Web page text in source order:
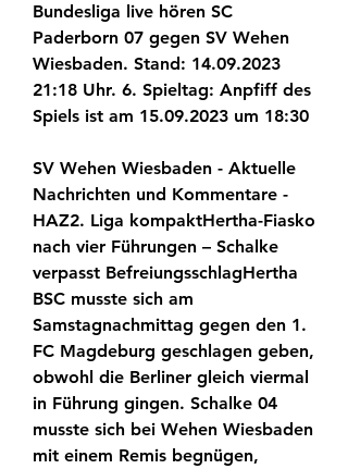
Bundesliga live hören SC
Paderborn 07 gegen SV Wehen
Wiesbaden. Stand: 14.09.2023
21:18 Uhr. 6. Spieltag: Anpfiff des
Spiels ist am 15.09.2023 um 18:30
SV Wehen Wiesbaden - Aktuelle
Nachrichten und Kommentare -
HAZ2. Liga kompaktHertha-Fiasko
nach vier Führungen – Schalke
verpasst BefreiungsschlagHertha
BSC musste sich am
Samstagnachmittag gegen den 1.
FC Magdeburg geschlagen geben,
obwohl die Berliner gleich viermal
in Führung gingen. Schalke 04
musste sich bei Wehen Wiesbaden
mit einem Remis begnügen,